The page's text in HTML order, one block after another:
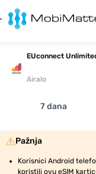
EUconnect
Airalo
7 dana
Pažnja
Korisnici Android
koristili ovu eSIM